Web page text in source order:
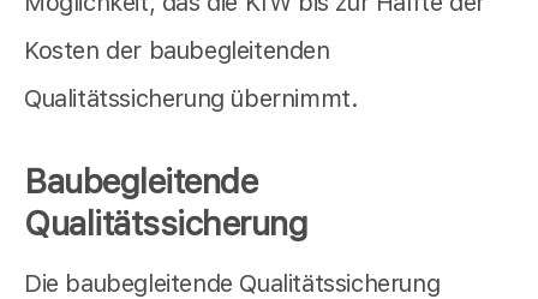
Kosten der baubegleitenden
Qualitätssicherung übernimmt.
Baubegleitende
Qualitätssicherung
Die baubegleitende Qualitätssicherung